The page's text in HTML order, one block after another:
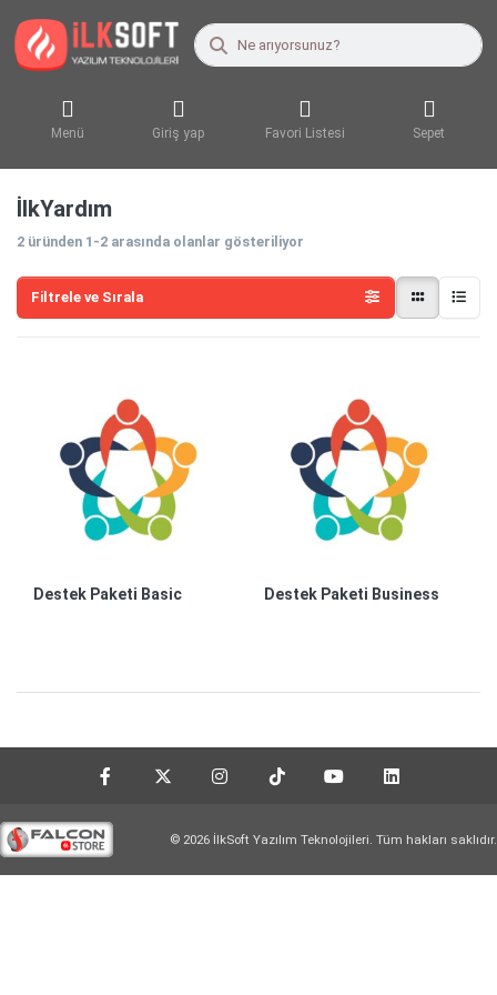
Menü Giriş yap Favori Listesi Sepet
İlkYardım
2 üründen 1-2 arasında olanlar gösteriliyor
Filtrele ve Sırala
Destek Paketi Basic Destek Paketi Business
© 2026 İlkSoft Yazılım Teknolojileri. Tüm hakları saklıdır.